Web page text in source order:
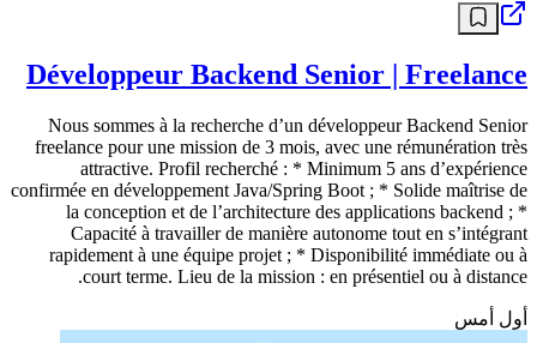
Développeur Backend Senior | Freelance
Nous sommes à la recherche d’un développeur Backend Senior
freelance pour une mission de 3 mois, avec une rémunération très
attractive. Profil recherché : * Minimum 5 ans d’expérience
confirmée en développement Java/Spring Boot ; * Solide maîtrise de
la conception et de l’architecture des applications backend ; *
Capacité à travailler de manière autonome tout en s’intégrant
rapidement à une équipe projet ; * Disponibilité immédiate ou à
court terme. Lieu de la mission : en présentiel ou à distance.
أول أمس